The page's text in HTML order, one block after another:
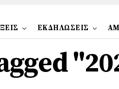
ΕΚΔΗΛΩΣΕΙΣ